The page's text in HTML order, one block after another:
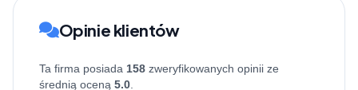
Opinie klientów
Ta firma posiada 158 zweryfikowanych opinii ze
średnią oceną 5.0